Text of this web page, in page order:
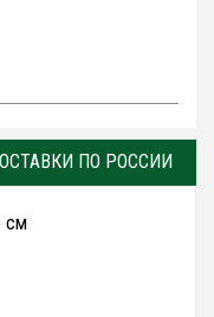
ПО РОССИИ
см